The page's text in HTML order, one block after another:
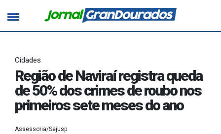
Cidades
Região de Naviraí registra queda
de 50% dos crimes de roubo nos
primeiros sete meses do ano
Assessoria/Sejusp